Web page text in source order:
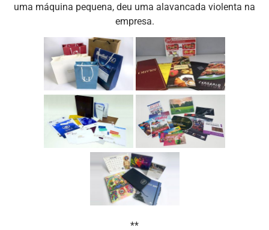
uma máquina pequena, deu uma alavancada violenta na
empresa.
**